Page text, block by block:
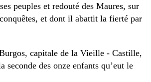
peuples et redouté des Maures, sur
et dont il abattit la fierté par
capitale de la Vieille - Castille,
seconde des onze enfants qu’eut le